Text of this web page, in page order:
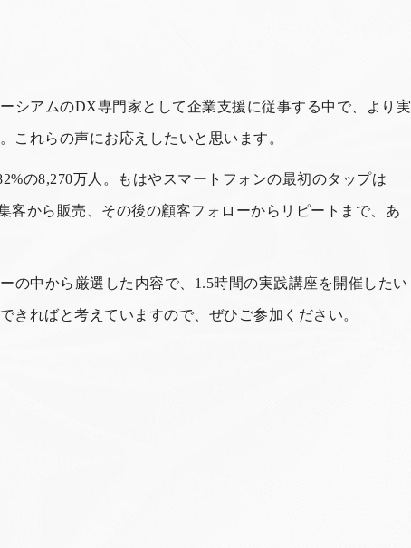
シアムのDX専門家として企業支援に従事する中で、より実
これらの声にお応えしたいと思います。
の8,270万人。もはやスマートフォンの最初のタップは
客から販売、その後の顧客フォローからリピートまで、あ
の中から厳選した内容で、1.5時間の実践講座を開催したい
きればと考えていますので、ぜひご参加ください。